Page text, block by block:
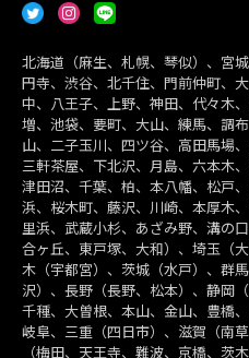
北海道（麻生、札幌、琴似）、宮
円寺、渋谷、北千住、門前仲町、
中、八王子、上野、神田、代々木
増、池袋、要町、大山、練馬、調
山、二子玉川、四ツ谷、高田馬場
三軒茶屋、下北沢、月島、六本木
津田沼、千葉、柏、本八幡、松戸
浜、桜木町、藤沢、川崎、本厚木
里浜、武蔵小杉、あざみ野、溝の
合ヶ丘、東戸塚、大和）、埼玉（
木（宇都宮）、茨城（水戸）、群
沢）、長野（長野、松本）、静岡
千種、大曽根、本山、金山、豊橋
岐阜、三重（四日市）、滋賀（南
（梅田、天王寺、難波、京橋、茨